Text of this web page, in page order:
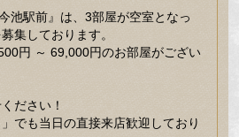
池駅前』は、3部屋が空室となっ
集しております。
円 ～ 69,000円のお部屋がござい
ださい！
でも当日の直接来店歓迎しており